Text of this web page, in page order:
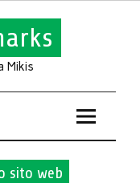
Mikis
sito web